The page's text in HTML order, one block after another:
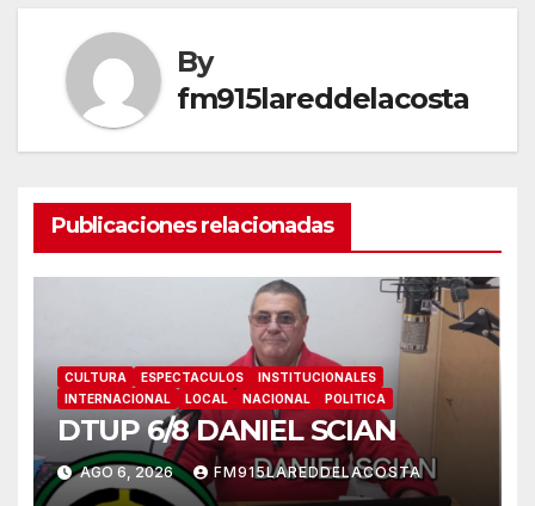
entradas
By
fm915lareddelacosta
Publicaciones relacionadas
CULTURA ESPECTACULOS
INSTITUCIONALES
INTERNACIONAL
LOCAL NACIONAL POLITICA
DTUP 6/8 DANIEL SCIAN
AGO 6, 2026 FM915LAREDDELACOSTA